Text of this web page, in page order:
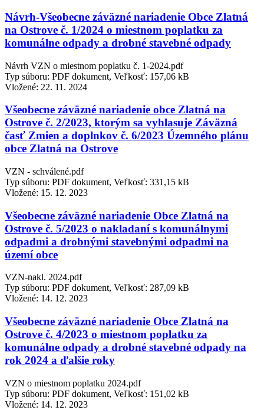
Návrh-Všeobecne záväzné nariadenie Obce Zlatná
na Ostrove č. 1/2024 o miestnom poplatku za
komunálne odpady a drobné stavebné odpady
Návrh VZN o miestnom poplatku č. 1-2024.pdf
Typ súboru: PDF dokument, Veľkosť: 157,06 kB
Vložené: 22. 11. 2024
Všeobecne záväzné nariadenie obce Zlatná na
Ostrove č. 2/2023, ktorým sa vyhlasuje Záväzná
časť Zmien a doplnkov č. 6/2023 Územného plánu
obce Zlatná na Ostrove
VZN - schválené.pdf
Typ súboru: PDF dokument, Veľkosť: 331,15 kB
Vložené: 15. 12. 2023
Všeobecne záväzné nariadenie Obce Zlatná na
Ostrove č. 5/2023 o nakladaní s komunálnymi
odpadmi a drobnými stavebnými odpadmi na
území obce
VZN-nakl. 2024.pdf
Typ súboru: PDF dokument, Veľkosť: 287,09 kB
Vložené: 14. 12. 2023
Všeobecne záväzné nariadenie Obce Zlatná na
Ostrove č. 4/2023 o miestnom poplatku za
komunálne odpady a drobné stavebné odpady na
rok 2024 a ďalšie roky
VZN o miestnom poplatku 2024.pdf
Typ súboru: PDF dokument, Veľkosť: 151,02 kB
Vložené: 14. 12. 2023